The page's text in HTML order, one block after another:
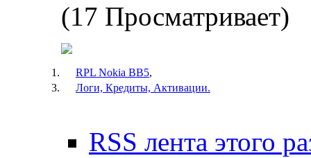
(17 Просматривает)
RPL Nokia BB5,
Логи, Кредиты, Активации.
RSS лента этого